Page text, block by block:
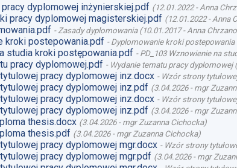
pracy dyplomowej inżynierskiej.pdf (12.01.2022- Anna
pracy dyplomowej magisterskiej.pdf (12.01.2022- Anna
- Zasady dyplomowania(10.01.2017- Anna
kroki postepowania.pdf - Dyplomowanie kroki postepowania
studia kroki postępowania.pdf - PD_103 Wznowienie na
pracy dyplomowej.pdf - Wydanie tematu pracy dyplomowej(
pracy dyplomowej inz.docx - Wzór strony
pracy dyplomowej inz.pdf (3.04.2026- mgr
pracy dyplomowej inz.docx - Wzór strony
pracy dyplomowej inz.pdf (3.04.2026- mgr
thesis.docx (3.04.2026- mgr Zuzanna Cichocka)
thesis.pdf (3.04.2026- mgr Zuzanna Cichocka)
pracy dyplomowej mgr.docx - Wzór strony
pracy dyplomowej mgr.pdf (3.04.2026- mgr